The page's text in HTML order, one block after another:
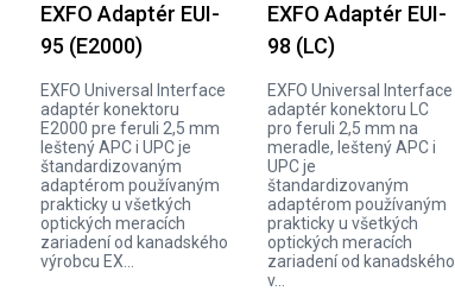
EXFO Adaptér EUI-
95 (E2000)
EXFO Universal Interface
adaptér konektoru
E2000 pre feruli 2,5 mm
leštený APC i UPC je
štandardizovaným
adaptérom používaným
prakticky u všetkých
optických meracích
zariadení od kanadského
výrobcu EX...
EXFO Adaptér EUI-
98 (LC)
EXFO Universal Interface
adaptér konektoru LC
pro feruli 2,5 mm na
meradle, leštený APC i
UPC je
štandardizovaným
adaptérom používaným
prakticky u všetkých
optických meracích
zariadení od kanadského
v...